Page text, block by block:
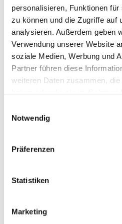
personalisieren, Funktionen
zu können und die Zugriffe auf
analysieren. Außerdem geben
Verwendung unserer Website
soziale Medien, Werbung und
Partner führen diese
weiteren Daten zusammen,
Notwendig
Präferenzen
Statistiken
Marketing
POURQUOI
souvent déroutants.
pourquoi la fibre optique